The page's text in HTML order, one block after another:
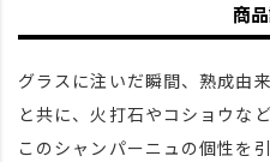
商
グラスに注いだ瞬間、熟成由
と共に、火打石やコショウな
このシャンパーニュの個性を